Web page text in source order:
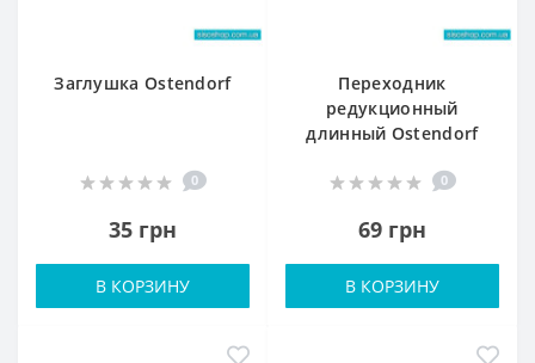
Заглушка Ostendorf
0
35 грн
В КОРЗИНУ
Переходник
редукционный
длинный Ostendorf
0
69 грн
В КОРЗИНУ